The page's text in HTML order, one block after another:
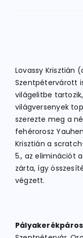
KERÉKPÁR
EGYÉB
PÁLYÁK
Lovassy Krisztián
Szentpétervárott
világelitbe
világversenyek
szerezte meg a
fehérorosz
Krisztián a
5., az eliminációt
zárta, így
végzett.